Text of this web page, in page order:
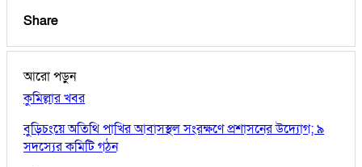
Share
আরো পড়ুন
কুমিল্লার খবর
বুড়িচংয়ে অতিথি পাখির আবাসস্থল সংরক্ষণে প্রশাসনের উদ্যোগ; ৯
সদস্যের কমিটি গঠন